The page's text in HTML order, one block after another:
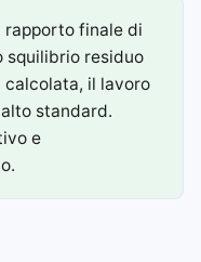
rapporto finale di
squilibrio residuo
calcolata, il lavoro
standard.
e